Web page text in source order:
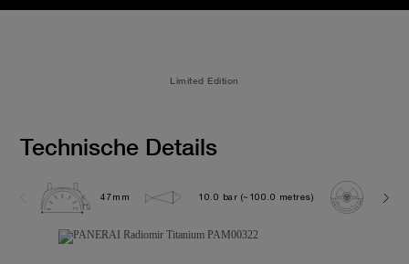
Limited Edition
Technische Details
47mm 10.0 bar (~100.0 metres) OP